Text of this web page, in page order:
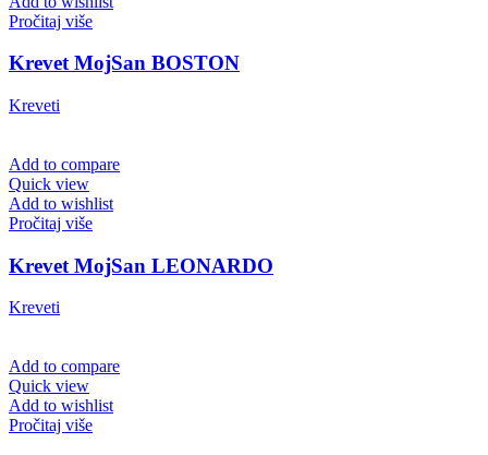
Pročitaj više
Krevet MojSan BOSTON
Kreveti
Add to compare
Quick view
Add to wishlist
Pročitaj više
Krevet MojSan LEONARDO
Kreveti
Add to compare
Quick view
Add to wishlist
Pročitaj više